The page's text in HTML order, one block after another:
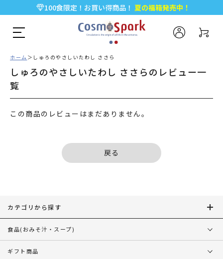
100食限定！お買い得商品！ 夏の福箱発売中！
5,000円以上のお買い物で全国一律送料無料♪
新規会員登録で今すぐ使える500ポイント プレゼント！
ホーム しゅろのやさしいたわし ささら
しゅろのやさしいたわし ささらのレビュー一
覧
この商品のレビューはまだありません。
戻る
カテゴリから探す
食品(おみそ汁・スープ)
ギフト商品